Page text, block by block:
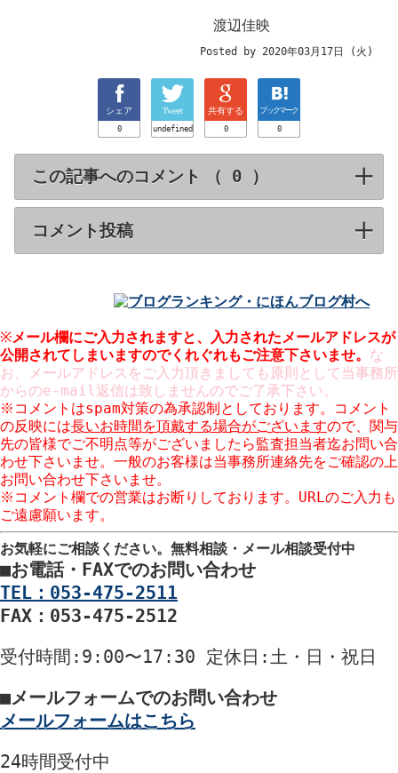
渡辺佳映
Posted by 2020年03月17日 (火)
シェア
0
Tweet
undefined
共有する
0
ブックマーク
0
この記事へのコメント （ ） click to
コメント投稿click to expand contents
※メール欄にご入力されますと、入力された メールアドレスが
公開 されてしまいますのでくれぐれもご注意下さいませ。 な
お、メールアドレスをご入力頂きましても原則として当事務所
からのe-mail返信は致しませんのでご了承下さい。
※コメントはspam対策の為承認制としております。コメント
の反映には長いお時間を頂戴する場合がございますので、関与
先の皆様でご不明点等がございましたら監査担当者迄お問い合
わせ下さいませ。一般のお客様は当事務所連絡先をご確認の上
お問い合わせ下さいませ。
※コメント欄での営業はお断りしております。URLのご入力も
ご遠慮願います。
お気軽にご相談ください。 無料相談・メール相談受付中
■お電話・FAXでのお問い合わせ
TEL：053-475-2511
FAX：053-475-2512
受付時間 :9:00〜17:30 定休日 :土・日・祝日
■メールフォームでのお問い合わせ
メールフォームはこちら
24時間受付中